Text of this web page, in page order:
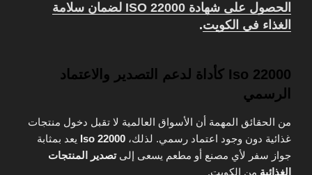
الحصول على شهادة ISO 22000 لضمان سلامة
الغذاء في الكويت.
Iso 22000 كأداة لدعم التصدير والاعتماد
الرسمي
من الحقائق المهمة أن الأسواق العالمية لا تقبل دخول منتجات
غذائية دون وجود اعتماد رسمي. لذلك، Iso 22000 يعد بمثابة
جواز سفر لأي مصنع أو مطعم يسعى إلىتصدير المنتجات
الغذائية من الكويت.